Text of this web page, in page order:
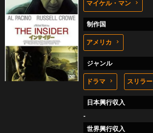
マイケル・マン
制作国
アメリカ
ジャンル
ドラマ スリラー
日本興行収入
-
世界興行収入